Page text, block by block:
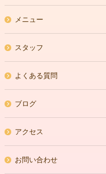
メニュー
スタッフ
よくある質問
ブログ
アクセス
お問い合わせ